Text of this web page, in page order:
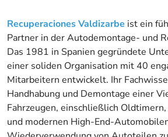
Recuperaciones Valdizarbe ist ein
Partner in der Autodemontage- und
Das 1981 in Spanien gegründete
einer soliden Organisation mit 40
Mitarbeitern entwickelt. Ihr
Handhabung und Demontage einer
Fahrzeugen, einschließlich
und modernen High-End-